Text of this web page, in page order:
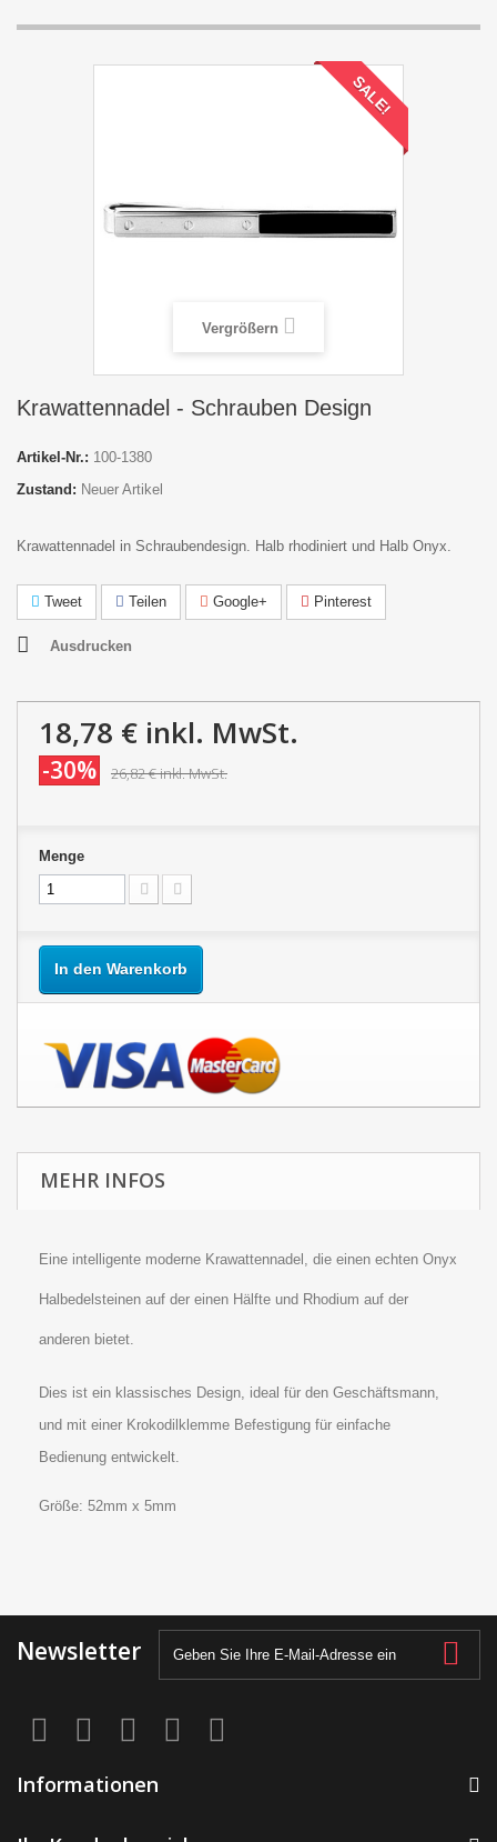
SALE!
Vergrößern
Krawattennadel - Schrauben Design
Artikel-Nr.: 100-1380
Zustand: Neuer Artikel
Krawattennadel in Schraubendesign. Halb rhodiniert und Halb Onyx.
Tweet Teilen Google+ Pinterest
Ausdrucken
18,78 € inkl. MwSt.
-30% 26,82 €inkl. MwSt.
Menge
In den Warenkorb
MEHR INFOS
Eine intelligente moderne Krawattennadel, die einen echten Onyx
Halbedelsteinen auf der einen Hälfte und Rhodium auf der
anderen bietet.
Dies ist ein klassisches Design, ideal für den Geschäftsmann,
und mit einer Krokodilklemme Befestigung für einfache
Bedienung entwickelt.
Größe: 52mm x 5mm
Newsletter
Informationen